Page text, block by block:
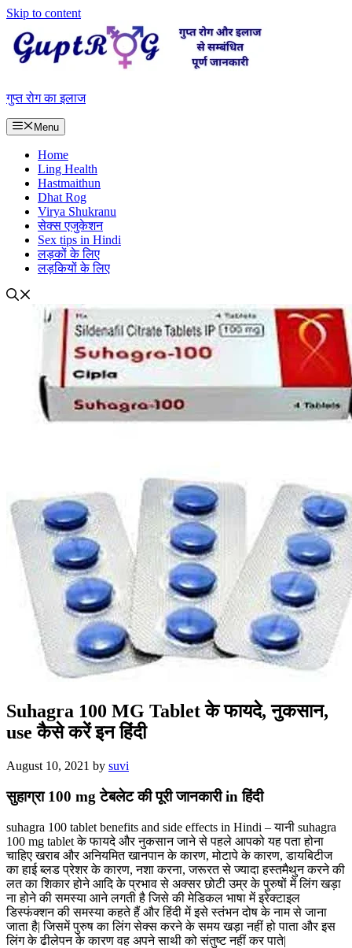
Skip to content
गुप्त रोग का इलाज
Menu
Home
Ling Health
Hastmaithun
Dhat Rog
Virya Shukranu
सेक्स एजुकेशन
Sex tips in Hindi
लड़कों के लिए
लड़कियों के लिए
Suhagra 100 MG Tablet के फायदे, नुकसान,
use कैसे करें इन हिंदी
August 10, 2021 by suvi
सुहाग्रा 100 mg टेबलेट की पूरी जानकारी in हिंदी
suhagra 100 tablet benefits and side effects in Hindi – यानी suhagra
100 mg tablet के फायदे और नुकसान जाने से पहले आपको यह पता होना
चाहिए खराब और अनियमित खानपान के कारण, मोटापे के कारण, डायबिटीज
का हाई ब्लड प्रेशर के कारण, नशा करना, जरूरत से ज्यादा हस्तमैथुन करने की
लत का शिकार होने आदि के प्रभाव से अक्सर छोटी उम्र के पुरुषों में लिंग खड़ा
ना होने की समस्या आने लगती है जिसे की मेडिकल भाषा में इरेक्टाइल
डिस्फंक्शन की समस्या कहते हैं और हिंदी में इसे स्तंभन दोष के नाम से जाना
जाता है| जिसमें पुरुष का लिंग सेक्स करने के समय खड़ा नहीं हो पाता और इस
लिंग के ढीलेपन के कारण वह अपने साथी को संतुष्ट नहीं कर पाते|